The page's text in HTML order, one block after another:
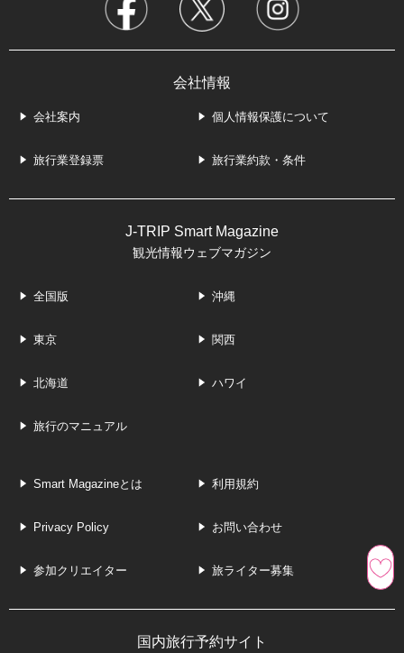
会社情報
会社案内 個人情報保護について
旅行業登録票 旅行業約款・条件
J-TRIP Smart Magazine
観光情報ウェブマガジン
全国版 沖縄
東京 関西
北海道 ハワイ
旅行のマニュアル
Smart Magazineとは 利用規約
Privacy Policy お問い合わせ
参加クリエイター 旅ライター募集
国内旅行予約サイト